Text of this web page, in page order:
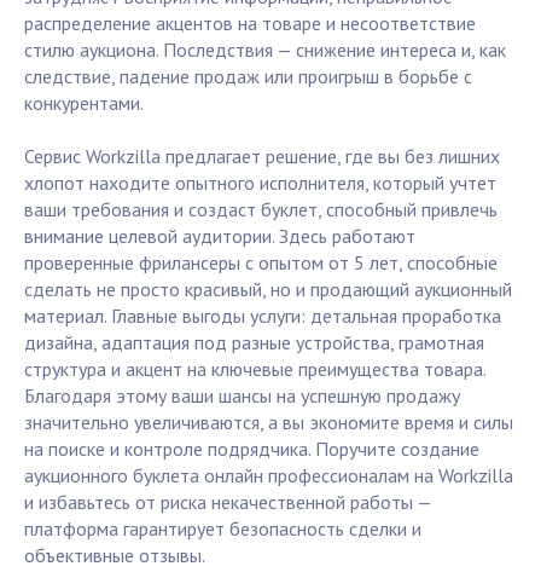
распределение акцентов на товаре и несоответствие
стилю аукциона. Последствия — снижение интереса и, как
следствие, падение продаж или проигрыш в борьбе с
конкурентами.
Сервис Workzilla предлагает решение, где вы без лишних
хлопот находите опытного исполнителя, который учтет
ваши требования и создаст буклет, способный привлечь
внимание целевой аудитории. Здесь работают
проверенные фрилансеры с опытом от 5 лет, способные
сделать не просто красивый, но и продающий аукционный
материал. Главные выгоды услуги: детальная проработка
дизайна, адаптация под разные устройства, грамотная
структура и акцент на ключевые преимущества товара.
Благодаря этому ваши шансы на успешную продажу
значительно увеличиваются, а вы экономите время и силы
на поиске и контроле подрядчика. Поручите создание
аукционного буклета онлайн профессионалам на Workzilla
и избавьтесь от риска некачественной работы —
платформа гарантирует безопасность сделки и
объективные отзывы.